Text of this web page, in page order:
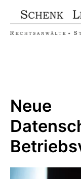
springen
Neue